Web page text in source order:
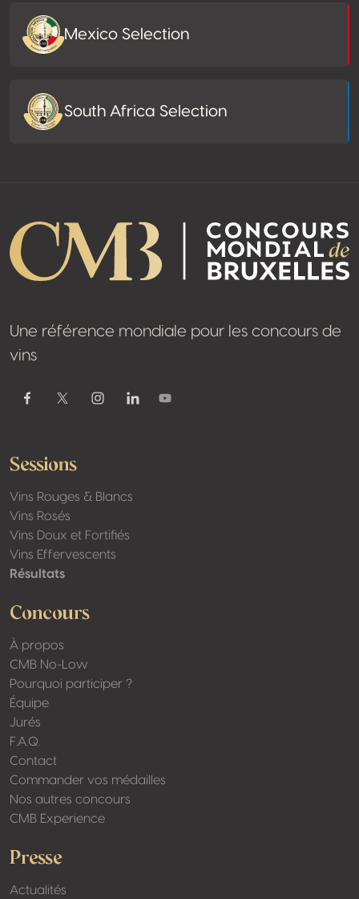
Mexico Selection
South Africa Selection
Une référence mondiale pour les concours de
vins
FacebookTwitter / XInstagramLinkedinYoutube
Sessions
Vins Rouges & Blancs
Vins Rosés
Vins Doux et Fortifiés
Vins Effervescents
Résultats
Concours
À propos
CMB No-Low
Pourquoi participer ?
Équipe
Jurés
F.A.Q.
Contact
Commander vos médailles
Nos autres concours
CMB Experience
Presse
Actualités